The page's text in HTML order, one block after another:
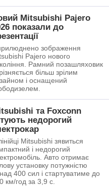
Mitsubishi Pajero
показали до
зображення
Pajero нового
Рамний позашляховик
більш зрілим
і оснащений
та Foxconn
недорогий
Mitsubishi зявиться
і недорогий
Авто отримає
установку потужністю
400 сил і стартуватиме до
км/год за 3,9 с.